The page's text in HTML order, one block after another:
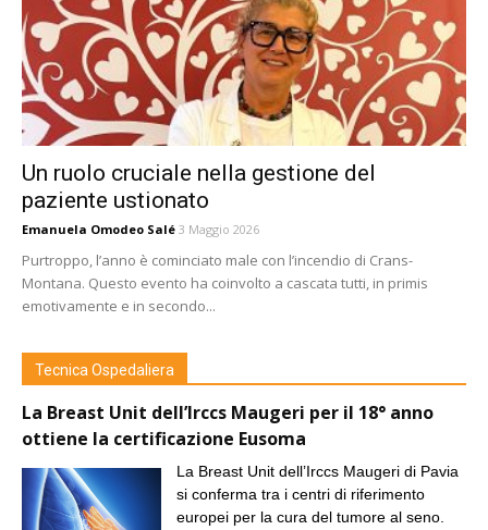
Un ruolo cruciale nella gestione del
paziente ustionato
Emanuela Omodeo Salé 3 Maggio 2026
Purtroppo, l’anno è cominciato male con l’incendio di Crans-
Montana. Questo evento ha coinvolto a cascata tutti, in primis
emotivamente e in secondo...
Tecnica Ospedaliera
La Breast Unit dell’Irccs Maugeri per il 18° anno
ottiene la certificazione Eusoma
La Breast Unit dell’Irccs Maugeri di Pavia
si conferma tra i centri di riferimento
europei per la cura del tumore al seno.